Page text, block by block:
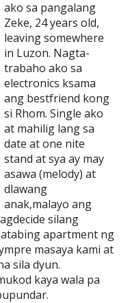
ako sa pangalang
Zeke, 24 years old,
leaving somewhere
in Luzon. Nagta-
trabaho ako sa
electronics ksama
ang bestfriend kong
si Rhom. Single ako
at mahilig lang sa
date at one nite
stand at sya ay may
asawa (melody) at
dlawang
anak,malayo ang
silang
apartment ng
masaya kami at
sila dyun.
kaya wala pa